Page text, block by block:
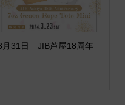
月31日 JIB芦屋18周年